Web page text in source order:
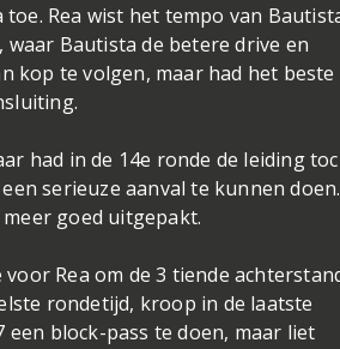
Rea wist het tempo van
Bautista de betere drive en
kop te volgen, maar had het beste
had in de 14e ronde de leiding
serieuze aanval te kunnen doen.
meer goed uitgepakt.
Rea om de 3 tiende
rondetijd, kroop in de laatste
block-pass te doen, maar liet